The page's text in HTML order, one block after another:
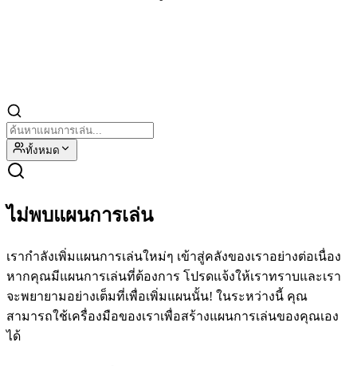
ทั้งหมด
ไม่พบแผนการเล่น
เรากำลังเพิ่มแผนการเล่นใหม่ๆ เข้าสู่คลังของเราอย่างต่อเนื่อง
หากคุณมีแผนการเล่นที่ต้องการ โปรดแจ้งให้เราทราบและเรา
จะพยายามอย่างเต็มที่เพื่อเพิ่มแผนนั้น! ในระหว่างนี้ คุณ
สามารถใช้เครื่องมือของเราเพื่อสร้างแผนการเล่นของคุณเอง
ได้